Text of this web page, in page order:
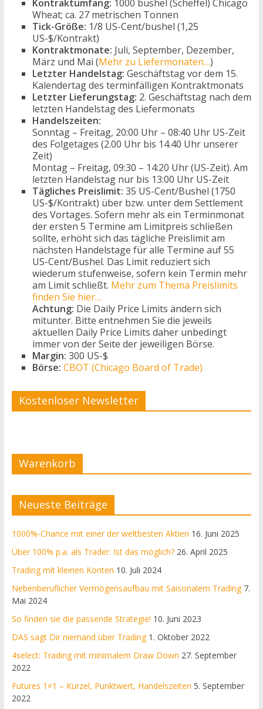
Kontraktumfang: 1000 bushel (Scheffel) Chicago
Wheat; ca. 27 metrischen Tonnen
Tick-Größe: 1/8 US-Cent/bushel (1,25
US-$/Kontrakt)
Kontraktmonate: Juli, September, Dezember,
März und Mai (Mehr zu Liefermonaten…)
Letzter Handelstag: Geschäftstag vor dem 15.
Kalendertag des terminfälligen Kontraktmonats
Letzter Lieferungstag: 2. Geschäftstag nach dem
letzten Handelstag des Liefermonats
Handelszeiten:
Sonntag – Freitag, 20:00 Uhr – 08:40 Uhr US-Zeit
des Folgetages (2.00 Uhr bis 14.40 Uhr unserer
Zeit)
Montag – Freitag, 09:30 – 14:20 Uhr (US-Zeit). Am
letzten Handelstag nur bis 13:00 Uhr US-Zeit
Tägliches Preislimit: 35 US-Cent/Bushel (1750
US-$/Kontrakt) über bzw. unter dem Settlement
des Vortages. Sofern mehr als ein Terminmonat
der ersten 5 Termine am Limitpreis schließen
sollte, erhöht sich das tägliche Preislimit am
nächsten Handelstage für alle Termine auf 55
US-Cent/Bushel. Das Limit reduziert sich
wiederum stufenweise, sofern kein Termin mehr
am Limit schließt. Mehr zum Thema Preislimits
finden Sie hier…
Achtung: Die Daily Price Limits ändern sich
mitunter. Bitte entnehmen Sie die jeweils
aktuellen Daily Price Limits daher unbedingt
immer von der Seite der jeweiligen Börse.
Margin: 300 US-$
Börse: CBOT (Chicago Board of Trade)
Kostenloser Newsletter
Warenkorb
Neueste Beiträge
1000%-Chance mit einer der weltbesten Aktien 16. Juni 2025
Über 100% p.a. als Trader: Ist das möglich? 26. April 2025
Trading mit kleinen Konten 10. Juli 2024
Nebenberuflicher Vermögensaufbau mit Saisonalem Trading 7.
Mai 2024
So finden sie die passende Strategie! 10. Juni 2023
DAS sagt Dir niemand über Trading 1. Oktober 2022
4select: Trading mit minimalem Draw Down 27. September
2022
Futures 1×1 – Kürzel, Punktwert, Handelszeiten 5. September
2022